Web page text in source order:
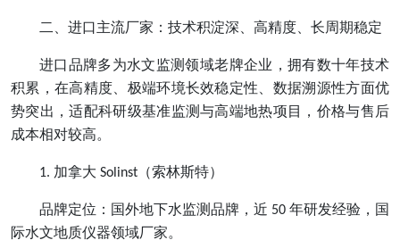
二、进口主流厂家：技术积淀深、高精度、长周期稳定
进口品牌多为水文监测领域老牌企业，拥有数十年技术
积累，在高精度、极端环境长效稳定性、数据溯源性方面优
势突出，适配科研级基准监测与高端地热项目，价格与售后
成本相对较高。
1. 加拿大 Solinst （索林斯特）
品牌定位：国外地下水监测品牌，近 50 年研发经验，国
际水文地质仪器领域厂家。